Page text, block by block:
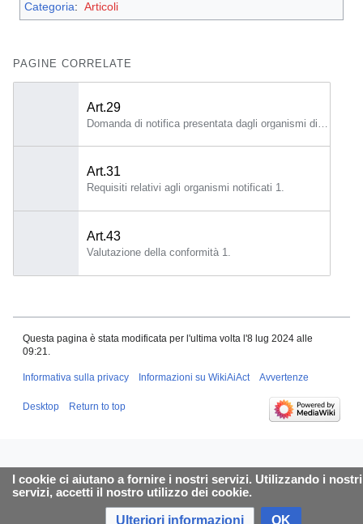
Categoria: Articoli
PAGINE CORRELATE
Art.29
Art.31
Requisiti relativi agli organismi notificati 1.
Art.43
Valutazione della conformità 1.
I cookie ci aiutano a fornire i nostri servizi. Utilizzando i nostri
servizi, accetti il nostro utilizzo dei cookie.
Ulteriori informazioni OK
Questa pagina è stata modificata per l'ultima volta l'8 lug 2024 alle
09:21.
Informativa sulla privacy Informazioni su WikiAiAct Avvertenze
Desktop Return to top